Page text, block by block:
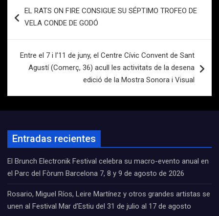
de
EL RATS ON FIRE CONSIGUE SU SÉPTIMO TROFEO DE
VELA CONDE DE GODÓ
Entre el 7 i l’11 de juny, el Centre Cívic Convent de Sant
Agustí (Comerç, 36) acull les activitats de la desena
edició de la Mostra Sonora i Visual
Entradas recientes
El Brunch Electronik Festival celebra su macro-evento anual en
el Parc del Fòrum Barcelona 7, 8 y 9 de agosto de 2026
Rosario, Miguel Ríos, Leire Martínez y otros grandes artistas se
unen al Festival Mar d’Estiu del 31 de julio al 17 de agosto